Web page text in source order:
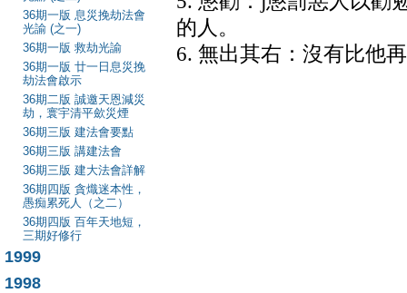
36期一版 息災挽劫法會
光諭 (之一)
36期一版 救劫光諭
36期一版 廿一日息災挽
劫法會啟示
36期二版 誠邀天恩減災
劫，寰宇清平歛災煙
36期三版 建法會要點
36期三版 講建法會
36期三版 建大法會詳解
36期四版 貪熾迷本性，
愚痴累死人（之二）
36期四版 百年天地短，
三期好修行
1999
1998
的人。
6. 無出其右：沒有比他